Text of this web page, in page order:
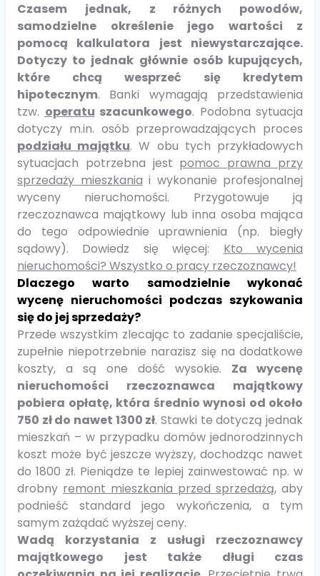
Czasem jednak, z różnych powodów,
samodzielne określenie jego wartości z
pomocą kalkulatora jest niewystarczające.
Dotyczy to jednak głównie osób kupujących,
które chcą wesprzeć się kredytem
hipotecznym. Banki wymagają przedstawienia
tzw. operatu szacunkowego. Podobna sytuacja
dotyczy m.in. osób przeprowadzających proces
podziału majątku. W obu tych przykładowych
sytuacjach potrzebna jest pomoc prawna przy
sprzedaży mieszkania i wykonanie profesjonalnej
wyceny nieruchomości. Przygotowuje ją
rzeczoznawca majątkowy lub inna osoba mająca
do tego odpowiednie uprawnienia (np. biegły
sądowy). Dowiedz się więcej: Kto wycenia
nieruchomości? Wszystko o pracy rzeczoznawcy!
Dlaczego warto samodzielnie wykonać
wycenę nieruchomości podczas szykowania
się do jej sprzedaży?
Przede wszystkim zlecając to zadanie specjaliście,
zupełnie niepotrzebnie narazisz się na dodatkowe
koszty, a są one dość wysokie. Za wycenę
nieruchomości rzeczoznawca majątkowy
pobiera opłatę, która średnio wynosi od około
750 zł do nawet 1300 zł. Stawki te dotyczą jednak
mieszkań – w przypadku domów jednorodzinnych
koszt może być jeszcze wyższy, dochodząc nawet
do 1800 zł. Pieniądze te lepiej zainwestować np. w
drobny remont mieszkania przed sprzedażą, aby
podnieść standard jego wykończenia, a tym
samym zażądać wyższej ceny.
Wadą korzystania z usługi rzeczoznawcy
majątkowego jest także długi czas